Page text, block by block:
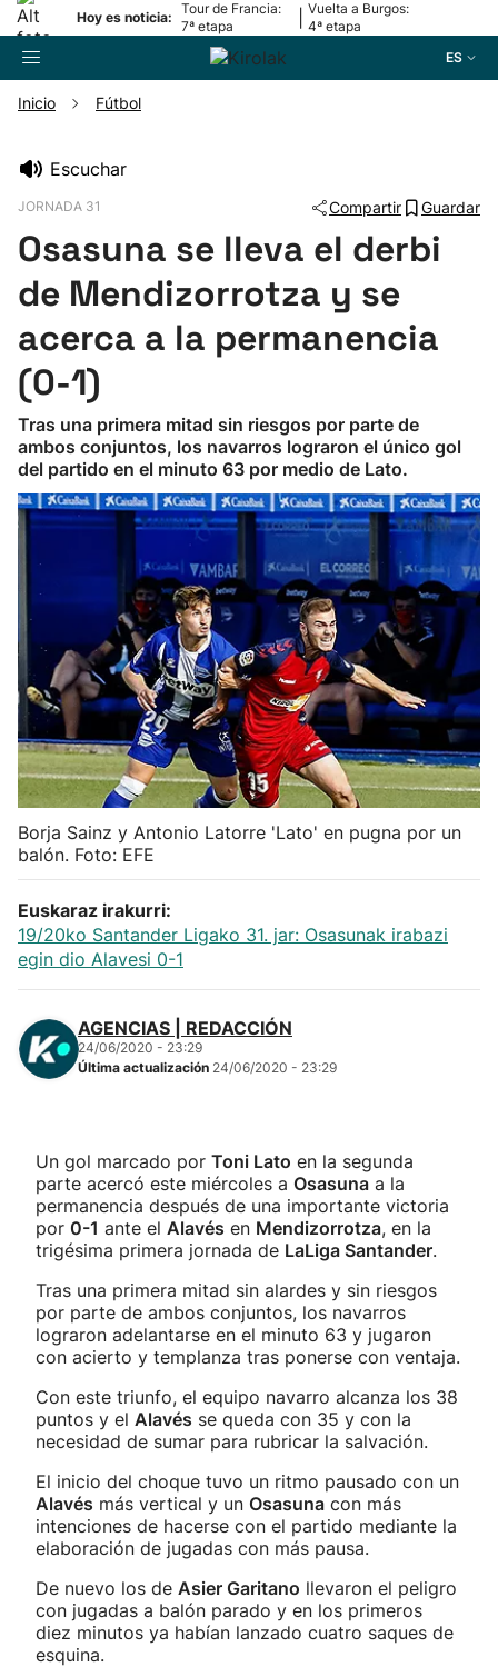
Hoy es noticia:
Tour de Francia:
7ª etapa
Vuelta a Burgos:
4ª etapa
ES
Pelota
Remo
Baloncesto
Ciclismo
Herri-kirolak
Balonmano
Kirolak 360
Atletismo
Carreras de montaña
Más deportes
"Helmuga"
Inicio Fútbol
Escuchar
JORNADA 31 Compartir Guardar
Osasuna se lleva el derbi
de Mendizorrotza y se
acerca a la permanencia
(0-1)
Tras una primera mitad sin riesgos por parte de
ambos conjuntos, los navarros lograron el único gol
del partido en el minuto 63 por medio de Lato.
Borja Sainz y Antonio Latorre 'Lato' en pugna por un
balón. Foto: EFE
Euskaraz irakurri:
19/20ko Santander Ligako 31. jar: Osasunak irabazi
egin dio Alavesi 0-1
AGENCIAS | REDACCIÓN
24/06/2020 - 23:29
Última actualización 24/06/2020 - 23:29
Un gol marcado por Toni Lato en la segunda
parte acercó este miércoles a Osasuna a la
permanencia después de una importante victoria
por 0-1 ante el Alavés en Mendizorrotza, en la
trigésima primera jornada de LaLiga Santander.
Tras una primera mitad sin alardes y sin riesgos
por parte de ambos conjuntos, los navarros
lograron adelantarse en el minuto 63 y jugaron
con acierto y templanza tras ponerse con ventaja.
Con este triunfo, el equipo navarro alcanza los 38
puntos y el Alavés se queda con 35 y con la
necesidad de sumar para rubricar la salvación.
El inicio del choque tuvo un ritmo pausado con un
Alavés más vertical y un Osasuna con más
intenciones de hacerse con el partido mediante la
elaboración de jugadas con más pausa.
De nuevo los de Asier Garitano llevaron el peligro
con jugadas a balón parado y en los primeros
diez minutos ya habían lanzado cuatro saques de
esquina.